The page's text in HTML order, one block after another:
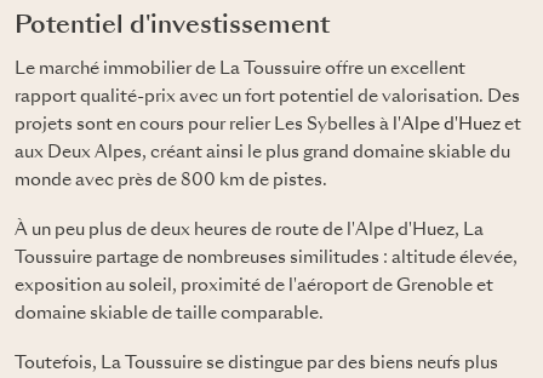
Potentiel d'investissement
Le marché immobilier de La Toussuire offre un excellent
rapport qualité-prix avec un fort potentiel de valorisation. Des
projets sont en cours pour relier Les Sybelles à l'Alpe d'Huez et
aux Deux Alpes, créant ainsi le plus grand domaine skiable du
monde avec près de 800 km de pistes.
À un peu plus de deux heures de route de l'Alpe d'Huez, La
Toussuire partage de nombreuses similitudes : altitude élevée,
exposition au soleil, proximité de l'aéroport de Grenoble et
domaine skiable de taille comparable.
Toutefois, La Toussuire se distingue par des biens neufs plus